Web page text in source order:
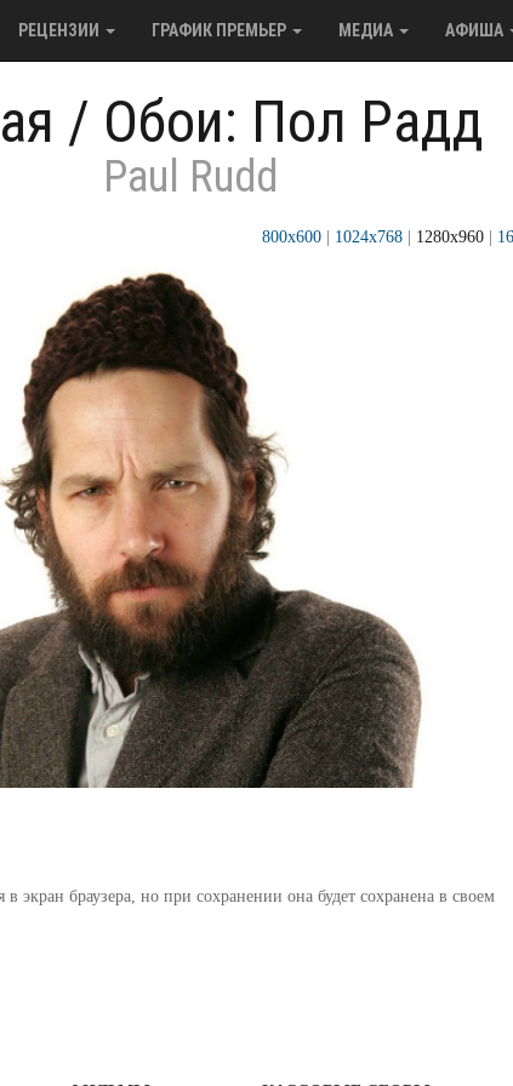
РЕЦЕНЗИИ ГРАФИК ПРЕМЬЕР МЕДИА АФИША
/ Обои: Пол Радд
Paul Rudd
800x600| 1024x768| 1280x960|
экран браузера, но при сохранении она будет сохранена в своем